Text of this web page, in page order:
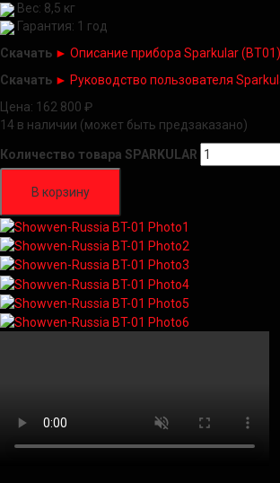
Вес: 8,5 кг
Гарантия: 1 год
Скачать ► Описание прибора Sparkular (BT01)
Скачать ► Руководство пользователя
Цена: 162 800 ₽
14 в наличии (может быть предзаказано)
Количество товара SPARKULAR
В корзину